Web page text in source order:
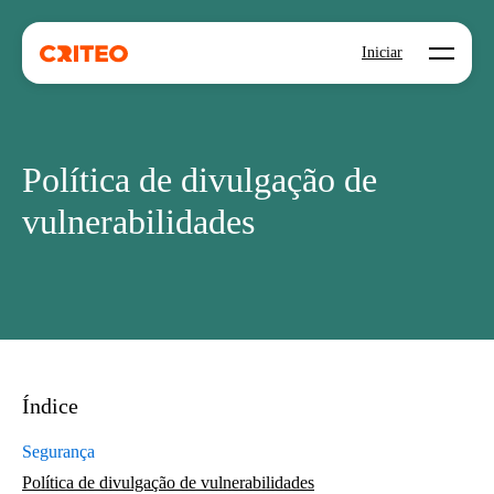
Iniciar Open
Política de divulgação de
vulnerabilidades
Índice
Segurança
Política de divulgação de vulnerabilidades